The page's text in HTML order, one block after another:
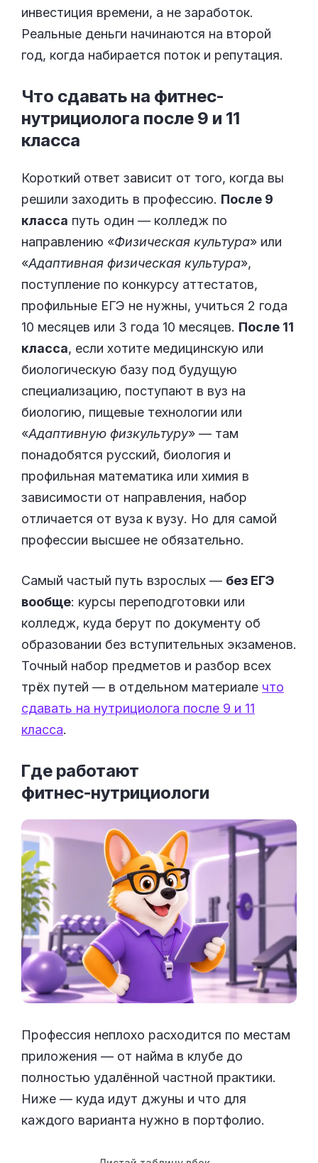
инвестиция времени, а не заработок.
Реальные деньги начинаются на второй
год, когда набирается поток и репутация.
Что сдавать на фитнес-
нутрициолога после 9 и 11
класса
Короткий ответ зависит от того, когда вы
решили заходить в профессию. После 9
класса путь один — колледж по
направлению «Физическая культура» или
«Адаптивная физическая культура»,
поступление по конкурсу аттестатов,
профильные ЕГЭ не нужны, учиться 2 года
10 месяцев или 3 года 10 месяцев. После 11
класса, если хотите медицинскую или
биологическую базу под будущую
специализацию, поступают в вуз на
биологию, пищевые технологии или
«Адаптивную физкультуру» — там
понадобятся русский, биология и
профильная математика или химия в
зависимости от направления, набор
отличается от вуза к вузу. Но для самой
профессии высшее не обязательно.
Самый частый путь взрослых — без ЕГЭ
вообще: курсы переподготовки или
колледж, куда берут по документу об
образовании без вступительных экзаменов.
Точный набор предметов и разбор всех
трёх путей — в отдельном материале что
сдавать на нутрициолога после 9 и 11
класса.
Где работают
фитнес-нутрициологи
Профессия неплохо расходится по местам
приложения — от найма в клубе до
полностью удалённой частной практики.
Ниже — куда идут джуны и что для
каждого варианта нужно в портфолио.